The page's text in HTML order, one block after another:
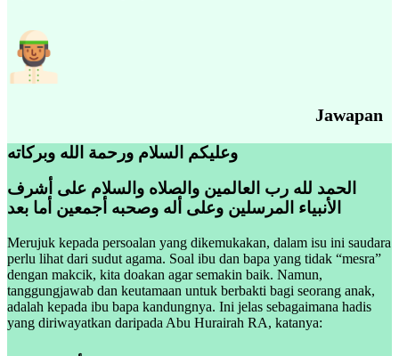
Jawapan
الحمد لله رب العالمين والصلاه والسلام على أشرف
الأنبياء المرسلين وعلى أله وصحبه أجمعين أما بعد
Merujuk kepada persoalan yang dikemukakan, dalam isu ini saudara
perlu lihat dari sudut agama. Soal ibu dan bapa yang tidak “mesra”
dengan makcik, kita doakan agar semakin baik. Namun,
tanggungjawab dan keutamaan untuk berbakti bagi seorang anak,
adalah kepada ibu bapa kandungnya. Ini jelas sebagaimana hadis
yang diriwayatkan daripada Abu Hurairah RA, katanya: